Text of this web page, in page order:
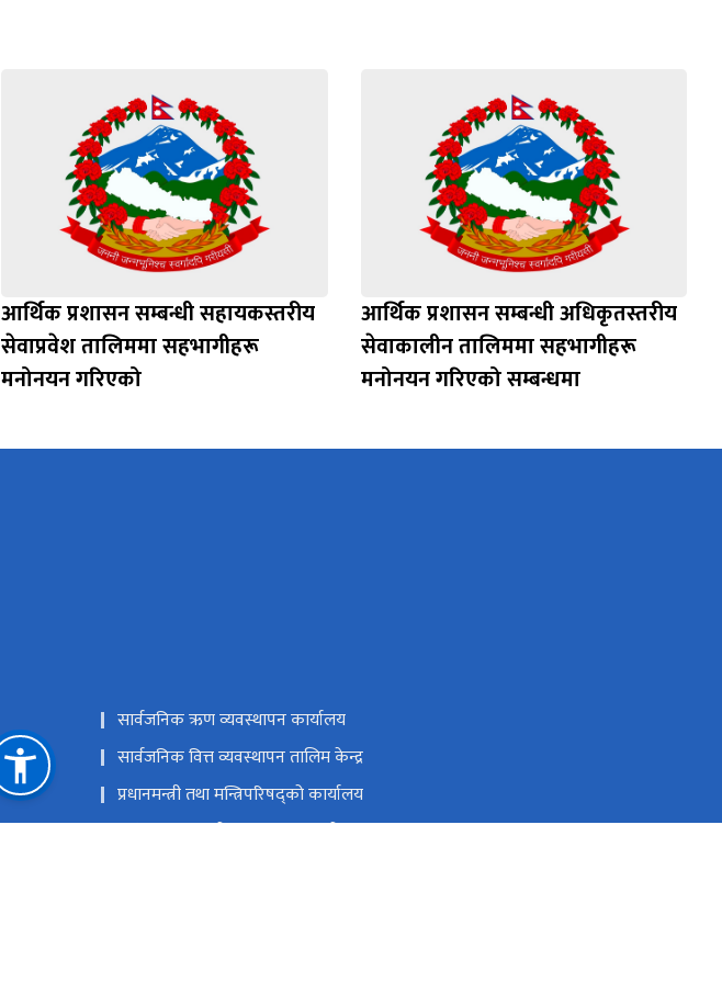
आर्थिक प्रशासन सम्बन्धी सहायकस्तरीय
सेवाप्रवेश तालिममा सहभागीहरू
मनोनयन गरिएको
आर्थिक प्रशासन सम्बन्धी अधिकृतस्तरीय
सेवाकालीन तालिममा सहभागीहरू
मनोनयन गरिएको सम्बन्धमा
सार्वजनिक ऋण व्यवस्थापन कार्यालय
सार्वजनिक वित्त व्यवस्थापन तालिम केन्द्र
प्रधानमन्त्री तथा मन्त्रिपरिषद्को कार्यालय
अख्तियार दुरुपयोग अनुसन्धान आयोग